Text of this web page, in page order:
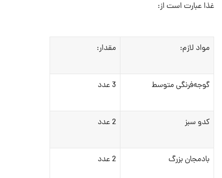
غذا عبارت است از:
مواد لازم: مقدار:
گوجه‌فرنگی متوسط 3 عدد
کدو سبز 2 عدد
بادمجان بزرگ 2 عدد